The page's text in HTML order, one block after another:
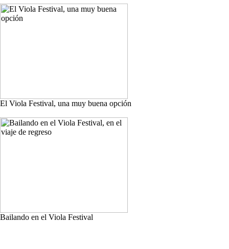
El Viola Festival, una muy buena opción
Bailando en el Viola Festival